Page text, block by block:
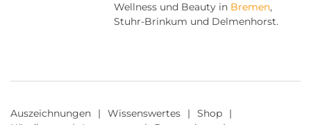
Wellness und Beauty in Bremen,
Stuhr-Brinkum und Delmenhorst.
Auszeichnungen Wissenswertes
Shop